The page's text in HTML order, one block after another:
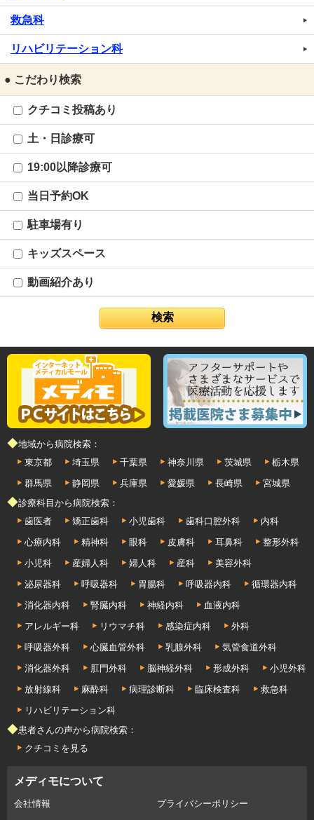
救急科
リハビリテーション科
● こだわり検索
クチコミ投稿あり
土・日診療可
19:00以降診療可
当日予約OK
駐車場有り
キッズスペース
動画紹介あり
◆地域から病院検索：
東京都
埼玉県 千葉県 神奈川県 茨城県
栃木県
群馬県
静岡県 兵庫県 愛媛県 長崎県
宮城県
◆診療科目から病院検索：
歯医者
矯正歯科 小児歯科 歯科口腔外科
内科
心療内科
精神科 眼科 皮膚科 耳鼻科
整形外科
小児科
産婦人科 婦人科 産科
美容外科
泌尿器科
呼吸器科 胃腸科 呼吸器内科
循環器内科
消化器内科
腎臓内科 神経内科
血液内科
アレルギー科
リウマチ科 感染症内科
外科
呼吸器外科
心臓血管外科 乳腺外科
気管食道外科
消化器外科
肛門外科 脳神経外科 形成外科
小児外科
放射線科
麻酔科 病理診断科 臨床検査科
救急科
リハビリテーション科
◆患者さんの声から病院検索：
クチコミを見る
メディモについて
会社情報
プライバシーポリシー